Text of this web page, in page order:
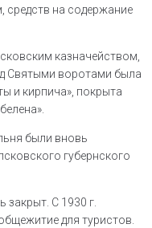
средств на содержание
казначейством,
Святыми воротами была
и кирпича», покрыта
были вновь
губернского
С 1930 г.
для туристов.